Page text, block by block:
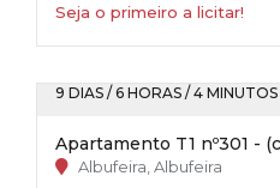
Seja o primeiro a licitar!
9 DIAS / 6 HORAS / 4 MINUTOS
Albufeira, Albufeira